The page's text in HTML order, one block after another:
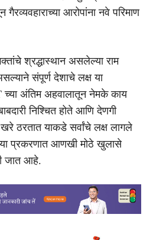
आरोपांना नवे परिमाण
श्रद्धास्थान असलेल्या राम
संपूर्ण देशाचे लक्ष या
अंतिम अहवालातून नेमके काय
निश्चित होते आणि देणगी
ठरतात याकडे सर्वांचे लक्ष लागले
प्रकरणात आणखी मोठे खुलासे
जात आहे.